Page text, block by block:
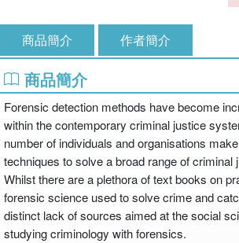
商品簡介 作者簡介
商品簡介
Forensic detection methods have become
within the contemporary criminal justice
number of individuals and organisations
techniques to solve a broad range of criminal
Whilst there are a plethora of text books on
forensic science used to solve crime and
distinct lack of sources aimed at the social
studying criminology with forensics.